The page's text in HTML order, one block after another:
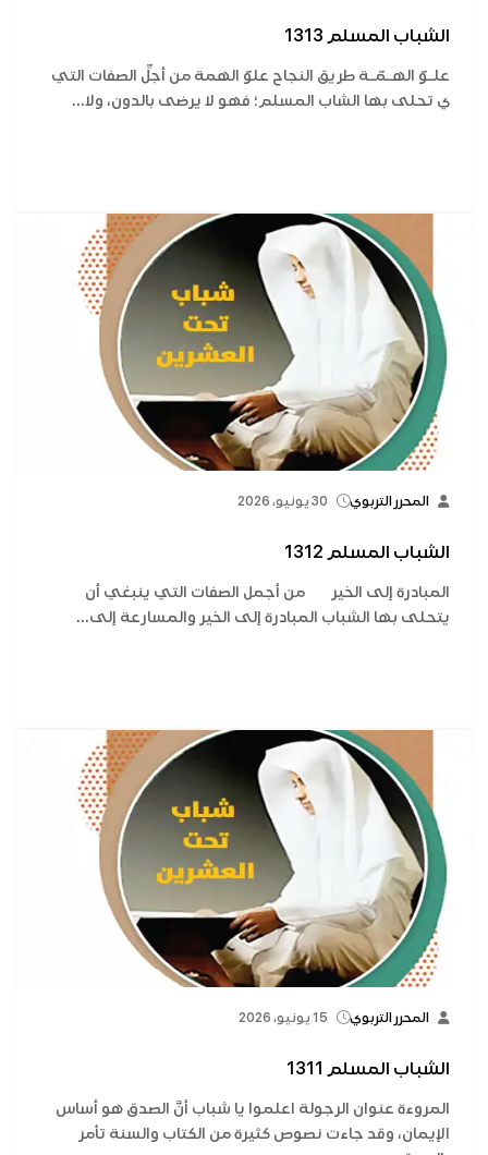
الشباب المسلم 1313
علـوّ الهـمّـة طريق النجاح علوّ الهمة من أجلِّ الصفات التي
ي تحلى بها الشاب المسلم؛ فهو لا يرضى بالدون، ولا...
المحرر التربوي 30 يونيو، 2026
الشباب المسلم 1312
المبادرة إلى الخير من أجمل الصفات التي ينبغي أن
يتحلى بها الشباب المبادرة إلى الخير والمسارعة إلى...
المحرر التربوي 15 يونيو، 2026
الشباب المسلم 1311
المروءة عنوان الرجولة اعلموا يا شباب أنَّ الصدق هو أساس
الإيمان، وقد جاءت نصوص كثيرة من الكتاب والسنة تأمر